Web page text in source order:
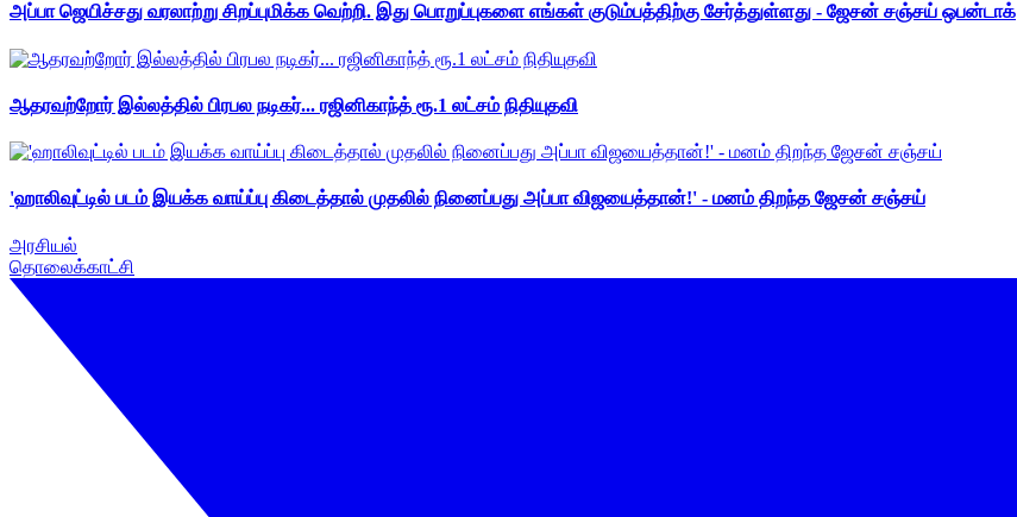
அப்பா ஜெயிச்சது வரலாற்று சிறப்புமிக்க வெற்றி. இது பொறுப்புகளை எங்கள் குடும்பத்திற்கு சேர்த்துள்ளது - ஜேசன் சஞ்சய் ஒபன்டாக்
ஆதரவற்றோர் இல்லத்தில் பிரபல நடிகர்... ரஜினிகாந்த் ரூ.1 லட்சம் நிதியுதவி
'ஹாலிவுட்டில் படம் இயக்க வாய்ப்பு கிடைத்தால் முதலில் நினைப்பது அப்பா விஜயைத்தான்!' - மனம் திறந்த ஜேசன் சஞ்சய்
அரசியல்
தொலைக்காட்சி